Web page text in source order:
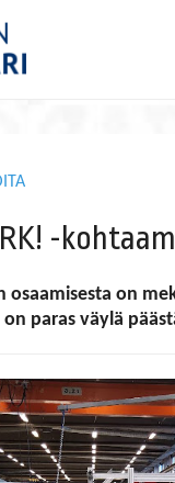
-
osaamisesta on
paras väylä